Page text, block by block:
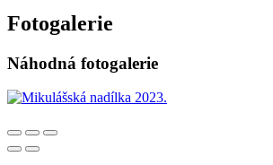
Fotogalerie
Náhodná fotogalerie